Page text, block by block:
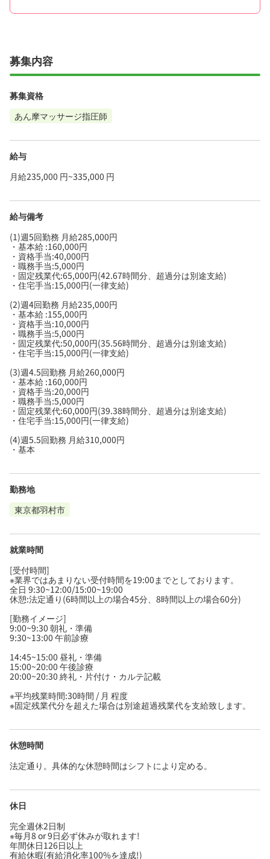
募集内容
募集資格
あん摩マッサージ指圧師
給与
月給235,000 円~335,000 円
給与備考
(1)週5回勤務 月給285,000円
・基本給 :160,000円
・資格手当:40,000円
・職務手当:5,000円
・固定残業代:65,000円(42.67時間分、超過分は別途支給)
・住宅手当:15,000円(一律支給)
(2)週4回勤務 月給235,000円
・基本給 :155,000円
・資格手当:10,000円
・職務手当:5,000円
・固定残業代:50,000円(35.56時間分、超過分は別途支給)
・住宅手当:15,000円(一律支給)
(3)週4.5回勤務 月給260,000円
・基本給 :160,000円
・資格手当:20,000円
・職務手当:5,000円
・固定残業代:60,000円(39.38時間分、超過分は別途支給)
・住宅手当:15,000円(一律支給)
(4)週5.5回勤務 月給310,000円
・基本
勤務地
東京都羽村市
就業時間
[受付時間]
※業界ではあまりない受付時間を19:00までとしております。
全日 9:30~12:00/15:00~19:00
休憩:法定通り(6時間以上の場合45分、8時間以上の場合60分)
[勤務イメージ]
9:00~9:30 朝礼・準備
9:30~13:00 午前診療
14:45~15:00 昼礼・準備
15:00~20:00 午後診療
20:00~20:30 終礼・片付け・カルテ記載
※平均残業時間:30時間 / 月 程度
※固定残業代分を超えた場合は別途超過残業代を支給致します。
休憩時間
法定通り。具体的な休憩時間はシフトにより定める。
休日
完全週休2日制
※毎月8 or 9日必ず休みが取れます!
年間休日126日以上
有給休暇(有給消化率100%を達成!)